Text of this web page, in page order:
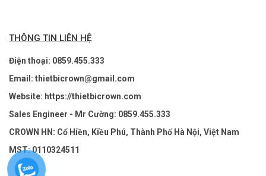
THÔNG TIN LIÊN HỆ
Điện thoại: 0859.455.333
Email: thietbicrown@gmail.com
Website: https://thietbicrown.com
Sales Engineer - Mr Cường: 0859.455.333
CROWN HN: Cổ Hiền, Kiều Phú, Thành Phố Hà Nội, Việt Nam
MST: 0110324511